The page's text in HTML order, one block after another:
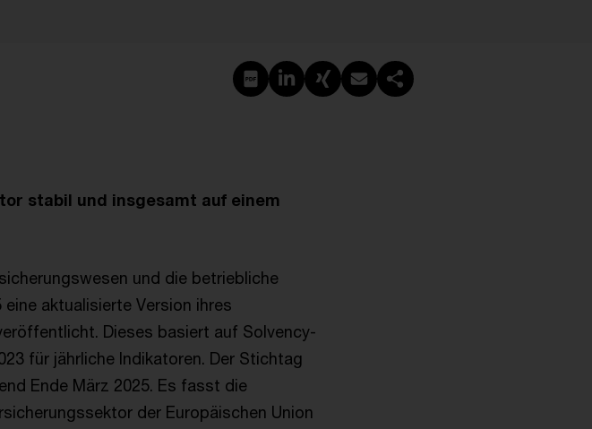
PDF erstellen
Auf LinkedIn teilen
Auf Xing teilen
Per E-Mail teilen
Link kopieren
stabil und insgesamt auf einem
und die betriebliche
aktualisierte Version ihres
Dieses basiert auf Solvency-
für jährliche Indikatoren. Der Stichtag
Ende März 2025. Es fasst die
der Europäischen Union